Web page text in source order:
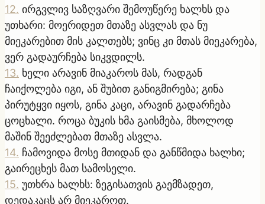
12. ირგვლივ საზღვარი შემოუწერე ხალხს და
უთხარი: მოერიდეთ მთაზე ასვლას და ნუ
მიეკარებით მის კალთებს; ვინც კი მთას მიეკარება,
ვერ გადაურჩება სიკვდილს.
13. ხელი არავინ მიაკაროს მას, რადგან
ჩაიქოლება იგი, ან შუბით განიგმირება; გინა
პირუტყვი იყოს, გინა კაცი, არავინ გადარჩება
ცოცხალი. როცა ბუკის ხმა გაისმება, მხოლოდ
მაშინ შეეძლებათ მთაზე ასვლა.
14. ჩამოვიდა მოსე მთიდან და განწმიდა ხალხი;
გაირეცხეს მათ სამოსელი.
15. უთხრა ხალხს: ზეგისათვის გაემზადეთ,
დედაკაცს არ მიეკაროთ.